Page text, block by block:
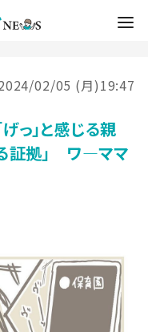
02/05 (月)19:47
っ」と感じる親
証拠」 ワ―ママ